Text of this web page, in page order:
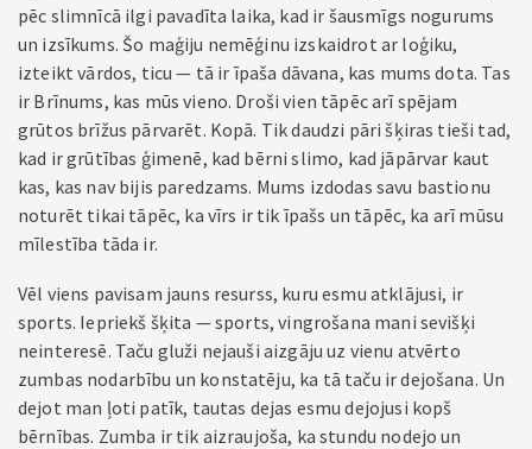
pēc slimnīcā ilgi pavadīta laika, kad ir šausmīgs nogurums
un izsīkums. Šo maģiju nemēģinu izskaidrot ar loģiku,
izteikt vārdos, ticu — tā ir īpaša dāvana, kas mums dota. Tas
ir Brīnums, kas mūs vieno. Droši vien tāpēc arī spējam
grūtos brīžus pārvarēt. Kopā. Tik daudzi pāri šķiras tieši tad,
kad ir grūtības ģimenē, kad bērni slimo, kad jāpārvar kaut
kas, kas nav bijis paredzams. Mums izdodas savu bastionu
noturēt tikai tāpēc, ka vīrs ir tik īpašs un tāpēc, ka arī mūsu
mīlestība tāda ir.
Vēl viens pavisam jauns resurss, kuru esmu atklājusi, ir
sports. Iepriekš šķita — sports, vingrošana mani sevišķi
neinteresē. Taču gluži nejauši aizgāju uz vienu atvērto
zumbas nodarbību un konstatēju, ka tā taču ir dejošana. Un
dejot man ļoti patīk, tautas dejas esmu dejojusi kopš
bērnības. Zumba ir tik aizraujoša, ka stundu nodejo un